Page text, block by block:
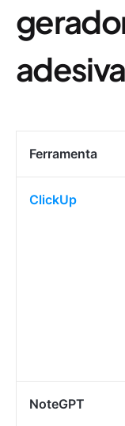
Ferramenta
ClickUp
NoteGPT